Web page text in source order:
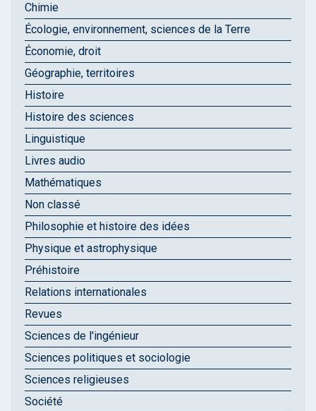
Chimie
Écologie, environnement, sciences de la Terre
Économie, droit
Géographie, territoires
Histoire
Histoire des sciences
Linguistique
Livres audio
Mathématiques
Non classé
Philosophie et histoire des idées
Physique et astrophysique
Préhistoire
Relations internationales
Revues
Sciences de l'ingénieur
Sciences politiques et sociologie
Sciences religieuses
Société